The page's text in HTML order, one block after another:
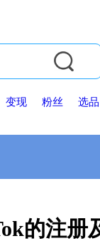
变现 粉丝 选品
的注册